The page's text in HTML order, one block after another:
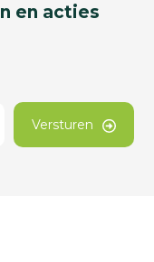
en acties
Versturen